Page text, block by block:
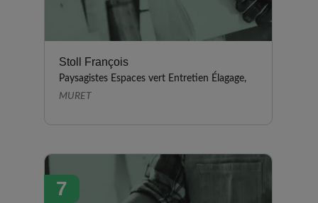
Stoll François
Paysagistes Espaces vert Entretien Élagage,
MURET
7